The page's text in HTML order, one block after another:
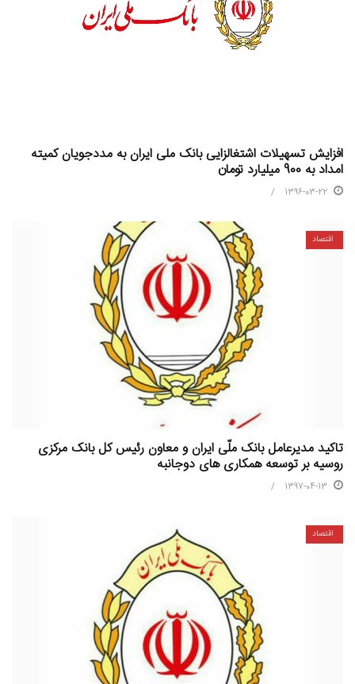
افزایش تسهیلات اشتغالزایی بانک ملی ایران به مددجویان کمیته
امداد به 900 میلیارد تومان
1396-03-22
اقتصاد
تاکید مدیرعامل بانک ملّی ایران و معاون رئیس کل بانک مرکزی
روسیه بر توسعه همکاری های دوجانبه
1397-04-13
اقتصاد